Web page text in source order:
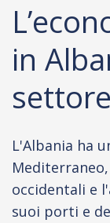
in
L'Albania ha
occidentali e
suoi porti e